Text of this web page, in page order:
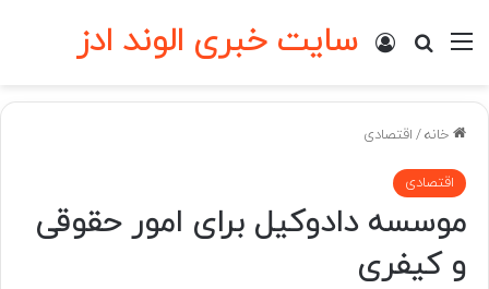
سایت خبری الوند ادز منو جستجو برای
ورود
خانه/ اقتصادی
اقتصادی
موسسه دادوکیل برای امور حقوقی
و کیفری